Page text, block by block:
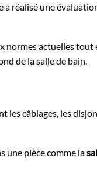
a réalisé une
normes actuelles tout
de la salle de bain.
les câblages, les
une pièce comme la